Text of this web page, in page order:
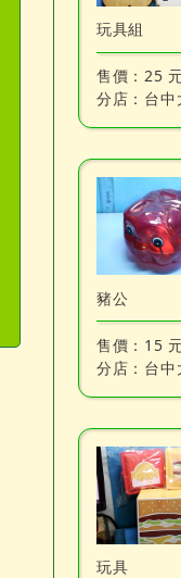
玩具組
售價：25
分店： 台中
豬公
售價： 15
分店： 台中
玩具